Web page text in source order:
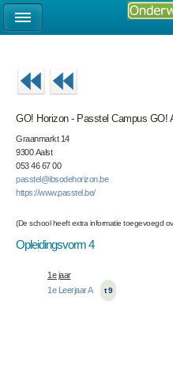
GO! Horizon - Passtel Campus GO!
Graanmarkt 14
9300 Aalst
053 46 67 00
passtel@ibsodehorizon.be
https://www.passtel.be/
(De school heeft extra informatie toegevoegd
Opleidingsvorm 4
1e jaar
1e Leerjaar A
t 9